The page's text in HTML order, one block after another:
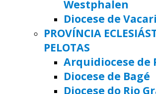
Westphalen
Diocese de
PROVÍNCIA
PELOTAS
Arquidiocese de
Diocese de Bagé
Diocese do Rio